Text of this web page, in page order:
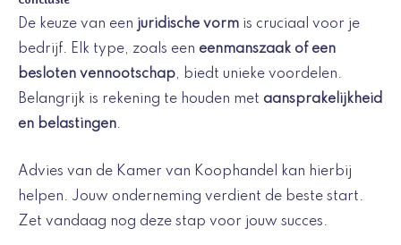
De keuze van een juridische vorm is cruciaal voor je
bedrijf. Elk type, zoals een eenmanszaak of een
besloten vennootschap, biedt unieke voordelen.
Belangrijk is rekening te houden met aansprakelijkheid
en belastingen.
Advies van de Kamer van Koophandel kan hierbij
helpen. Jouw onderneming verdient de beste start.
Zet vandaag nog deze stap voor jouw succes.